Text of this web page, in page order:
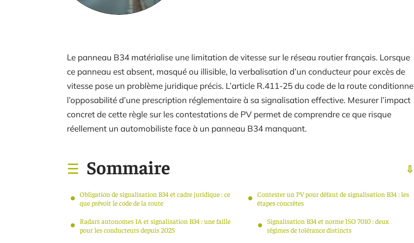
Le panneau B34 matérialise une limitation de vitesse sur le réseau routier français. Lorsque
ce panneau est absent, masqué ou illisible, la verbalisation d’un conducteur pour excès de
vitesse pose un problème juridique précis. L’article R.411-25 du code de la route conditionne
l’opposabilité d’une prescription réglementaire à sa signalisation effective. Mesurer l’impact
concret de cette règle sur les contestations de PV permet de comprendre ce que risque
réellement un automobiliste face à un panneau B34 manquant.
Sommaire
Obligation de signalisation B34 et cadre juridique : ce
que prévoit le code de la route
Radars autonomes IA et signalisation B34 : une faille
pour les conducteurs depuis 2025
Contester un PV pour défaut de signalisation B34 : les
étapes concrètes
Signalisation B34 et norme ISO 7010 : deux
régimes de tolérance distincts